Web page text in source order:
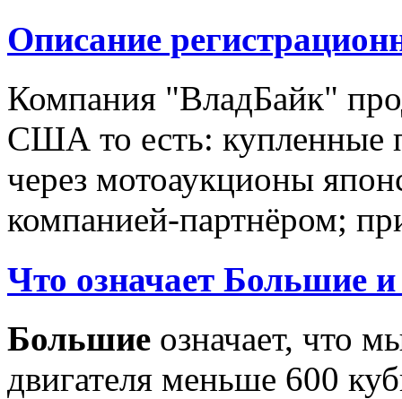
Описание
Компания "ВладБайк"
США то есть: купленные
через мотоаукционы
компанией-партнёром;
Что означает Большие
Большие означает, что
двигателя меньше 600